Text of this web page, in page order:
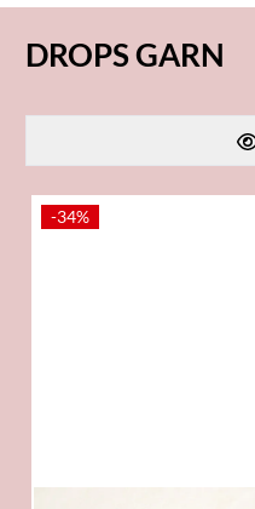
DROPS GARN
-34%